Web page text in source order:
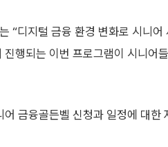
“디지털 금융 환경 변화로 시니
진행되는 이번 프로그램이 시니어
금융골든벨 신청과 일정에 대